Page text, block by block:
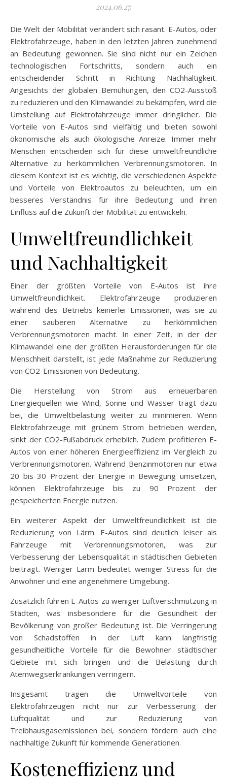
2024.06.27.
Die Welt der Mobilität verändert sich rasant. E-Autos, oder
Elektrofahrzeuge, haben in den letzten Jahren zunehmend
an Bedeutung gewonnen. Sie sind nicht nur ein Zeichen
technologischen Fortschritts, sondern auch ein
entscheidender Schritt in Richtung Nachhaltigkeit.
Angesichts der globalen Bemühungen, den CO2-Ausstoß
zu reduzieren und den Klimawandel zu bekämpfen, wird die
Umstellung auf Elektrofahrzeuge immer dringlicher. Die
Vorteile von E-Autos sind vielfältig und bieten sowohl
ökonomische als auch ökologische Anreize. Immer mehr
Menschen entscheiden sich für diese umweltfreundliche
Alternative zu herkömmlichen Verbrennungsmotoren. In
diesem Kontext ist es wichtig, die verschiedenen Aspekte
und Vorteile von Elektroautos zu beleuchten, um ein
besseres Verständnis für ihre Bedeutung und ihren
Einfluss auf die Zukunft der Mobilität zu entwickeln.
Umweltfreundlichkeit
und Nachhaltigkeit
Einer der größten Vorteile von E-Autos ist ihre
Umweltfreundlichkeit. Elektrofahrzeuge produzieren
während des Betriebs keinerlei Emissionen, was sie zu
einer sauberen Alternative zu herkömmlichen
Verbrennungsmotoren macht. In einer Zeit, in der der
Klimawandel eine der größten Herausforderungen für die
Menschheit darstellt, ist jede Maßnahme zur Reduzierung
von CO2-Emissionen von Bedeutung.
Die Herstellung von Strom aus erneuerbaren
Energiequellen wie Wind, Sonne und Wasser trägt dazu
bei, die Umweltbelastung weiter zu minimieren. Wenn
Elektrofahrzeuge mit grünem Strom betrieben werden,
sinkt der CO2-Fußabdruck erheblich. Zudem profitieren E-
Autos von einer höheren Energieeffizienz im Vergleich zu
Verbrennungsmotoren. Während Benzinmotoren nur etwa
20 bis 30 Prozent der Energie in Bewegung umsetzen,
können Elektrofahrzeuge bis zu 90 Prozent der
gespeicherten Energie nutzen.
Ein weiterer Aspekt der Umweltfreundlichkeit ist die
Reduzierung von Lärm. E-Autos sind deutlich leiser als
Fahrzeuge mit Verbrennungsmotoren, was zur
Verbesserung der Lebensqualität in städtischen Gebieten
beiträgt. Weniger Lärm bedeutet weniger Stress für die
Anwohner und eine angenehmere Umgebung.
Zusätzlich führen E-Autos zu weniger Luftverschmutzung in
Städten, was insbesondere für die Gesundheit der
Bevölkerung von großer Bedeutung ist. Die Verringerung
von Schadstoffen in der Luft kann langfristig
gesundheitliche Vorteile für die Bewohner städtischer
Gebiete mit sich bringen und die Belastung durch
Atemwegserkrankungen verringern.
Insgesamt tragen die Umweltvorteile von
Elektrofahrzeugen nicht nur zur Verbesserung der
Luftqualität und zur Reduzierung von
Treibhausgasemissionen bei, sondern fördern auch eine
nachhaltige Zukunft für kommende Generationen.
Kosteneffizienz und